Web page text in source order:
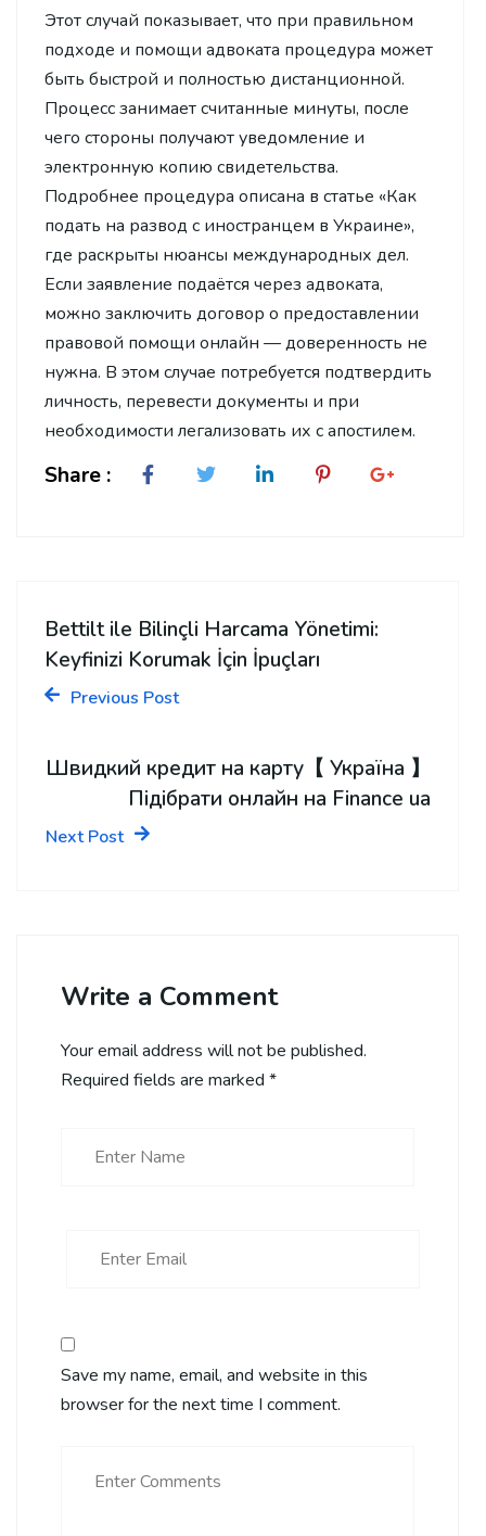
Этот случай показывает, что при правильном
подходе и помощи адвоката процедура может
быть быстрой и полностью дистанционной.
Процесс занимает считанные минуты, после
чего стороны получают уведомление и
электронную копию свидетельства.
Подробнее процедура описана в статье «Как
подать на развод с иностранцем в Украине»,
где раскрыты нюансы международных дел.
Если заявление подаётся через адвоката,
можно заключить договор о предоставлении
правовой помощи онлайн — доверенность не
нужна. В этом случае потребуется подтвердить
личность, перевести документы и при
необходимости легализовать их с апостилем.
Share :
Bettilt ile Bilinçli Harcama Yönetimi:
Keyfinizi Korumak İçin İpuçları
Previous Post
Швидкий кредит на карту【 Україна 】
Підібрати онлайн на Finance ua
Next Post
Write a Comment
Your email address will not be published.
Required fields are marked *
Save my name, email, and website in this
browser for the next time I comment.